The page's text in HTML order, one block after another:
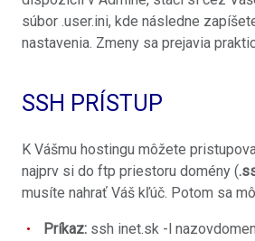
súbor .user.ini, kde následne
nastavenia. Zmeny sa prejavia
SSH PRÍSTUP
K Vášmu hostingu môžete
najprv si do ftp priestoru domény (
musíte nahrať Váš kľúč. Potom sa
Príkaz: ssh inet.sk -l